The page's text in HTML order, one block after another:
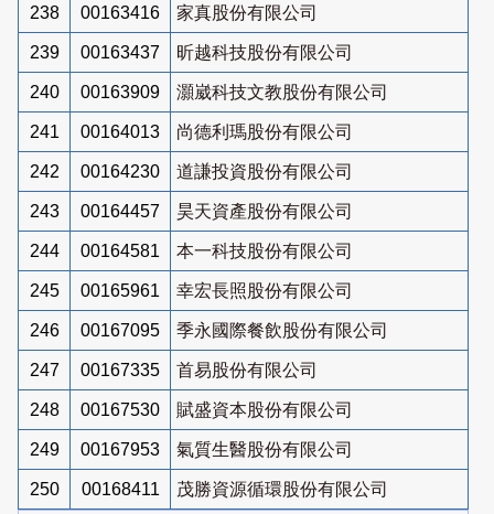
238 00163416 家真股份有限公司
239 00163437 昕越科技股份有限公司
240 00163909 灝崴科技文教股份有限公司
241 00164013 尚德利瑪股份有限公司
242 00164230 道謙投資股份有限公司
243 00164457 昊天資產股份有限公司
244 00164581 本一科技股份有限公司
245 00165961 幸宏長照股份有限公司
246 00167095 季永國際餐飲股份有限公司
247 00167335 首易股份有限公司
248 00167530 賦盛資本股份有限公司
249 00167953 氣質生醫股份有限公司
250 00168411
茂勝資源循環股份有限公司